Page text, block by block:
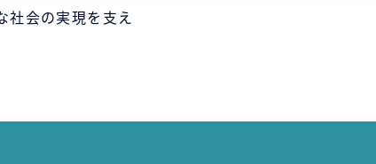
社会の実現を支え